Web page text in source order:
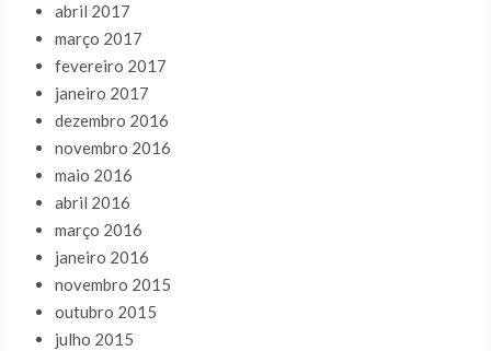
abril 2017
março 2017
fevereiro 2017
janeiro 2017
dezembro 2016
novembro 2016
maio 2016
abril 2016
março 2016
janeiro 2016
novembro 2015
outubro 2015
julho 2015